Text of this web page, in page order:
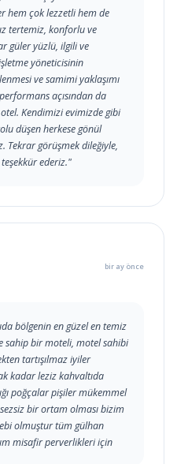
hem çok lezzetli hem de
tertemiz, konforlu ve
güler yüzlü, ilgili ve
yöneticisinin
ve samimi yaklaşımı
açısından da
Kendimizi evimizde gibi
düşen herkese gönül
Tekrar görüşmek dileğiyle,
ederiz."
bir ay önce
bölgenin en güzel en temiz
sahip bir moteli, motel sahibi
tartışılmaz iyiler
kadar leziz kahvaltıda
poğçalar pişiler mükemmel
bir ortam olması bizim
olmuştur tüm gülhan
misafir perverlikleri için